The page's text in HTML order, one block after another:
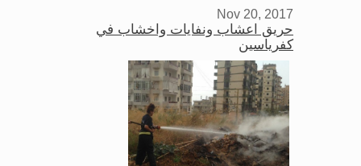
Nov 20, 2017
حريق اعشاب ونفايات واخشاب في
كفرياسين